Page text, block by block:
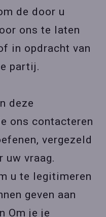
de door u
ons te laten
in opdracht van
partij.
deze
ons contacteren
vergezeld
uw vraag.
u te legitimeren
geven aan
Om je je